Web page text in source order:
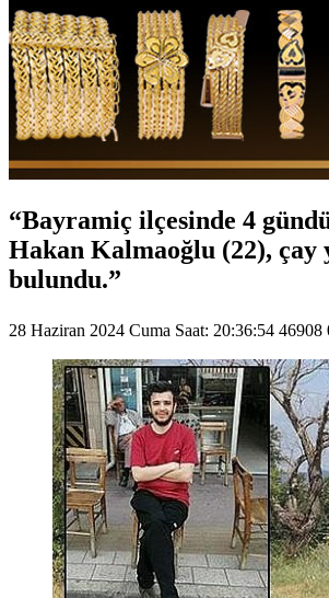
Bayramiç ilçesinde 4
Hakan Kalmaoğlu (22), çay
bulundu.
28 Haziran 2024 Cuma Saat: 20:36:54 46908